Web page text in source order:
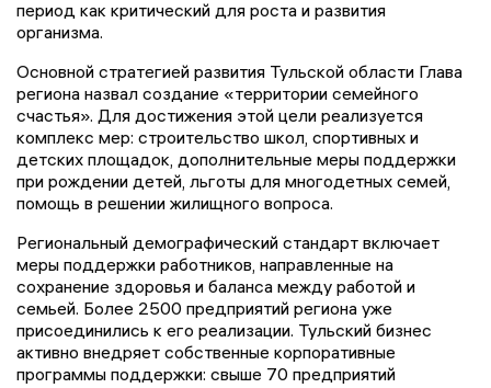
период как критический для роста и развития
организма.
Основной стратегией развития Тульской области Глава
региона назвал создание «территории семейного
счастья». Для достижения этой цели реализуется
комплекс мер: строительство школ, спортивных и
детских площадок, дополнительные меры поддержки
при рождении детей, льготы для многодетных семей,
помощь в решении жилищного вопроса.
Региональный демографический стандарт включает
меры поддержки работников, направленные на
сохранение здоровья и баланса между работой и
семьей. Более 2500 предприятий региона уже
присоединились к его реализации. Тульский бизнес
активно внедряет собственные корпоративные
программы поддержки: свыше 70 предприятий